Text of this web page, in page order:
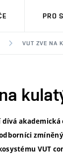
PRO
VUT ZVE NA
dívá
VUT